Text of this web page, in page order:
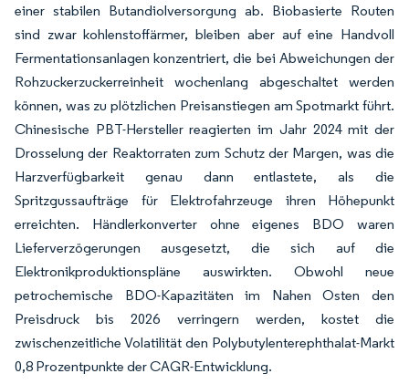
einer stabilen Butandiolversorgung ab. Biobasierte Routen
sind zwar kohlenstoffärmer, bleiben aber auf eine Handvoll
Fermentationsanlagen konzentriert, die bei Abweichungen der
Rohzuckerzuckerreinheit wochenlang abgeschaltet werden
können, was zu plötzlichen Preisanstiegen am Spotmarkt führt.
Chinesische PBT-Hersteller reagierten im Jahr 2024 mit der
Drosselung der Reaktorraten zum Schutz der Margen, was die
Harzverfügbarkeit genau dann entlastete, als die
Spritzgussaufträge für Elektrofahrzeuge ihren Höhepunkt
erreichten. Händlerkonverter ohne eigenes BDO waren
Lieferverzögerungen ausgesetzt, die sich auf die
Elektronikproduktionspläne auswirkten. Obwohl neue
petrochemische BDO-Kapazitäten im Nahen Osten den
Preisdruck bis 2026 verringern werden, kostet die
zwischenzeitliche Volatilität den Polybutylenterephthalat-Markt
0,8 Prozentpunkte der CAGR-Entwicklung.